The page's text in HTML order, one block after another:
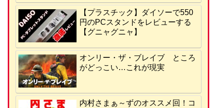
【プラスチック】ダイソーで550
円のPCスタンドをレビューする
【グニャグニャ】
オンリー・ザ・ブレイブ ところ
がどっこい…これが現実
内村さまぁ～ずのオススメ回！コ